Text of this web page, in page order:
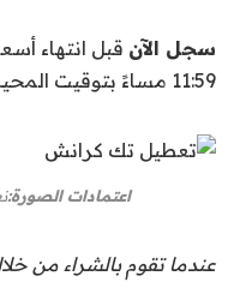
سجل الآن
11:59 مساءً بتوقيت المحيط الهادئ.
اعتمادات الصورة:
عندما تقوم بالشراء من